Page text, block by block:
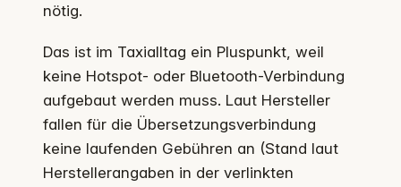
nötig.
Das ist im Taxialltag ein Pluspunkt, weil
keine Hotspot- oder Bluetooth-Verbindung
aufgebaut werden muss. Laut Hersteller
fallen für die Übersetzungsverbindung
keine laufenden Gebühren an (Stand laut
Herstellerangaben in der verlinkten